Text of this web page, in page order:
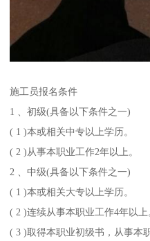
施工员报名条件
1 、初级(具备以下条件之一)
( 1 )本或相关中专以上学历。
( 2 )从事本职业工作2年以上。
2 、中级(具备以下条件之一)
( 1 )本或相关大专以上学历。
( 2 )连续从事本职业工作4年以上
( 3 )取得本职业初级书，从事本